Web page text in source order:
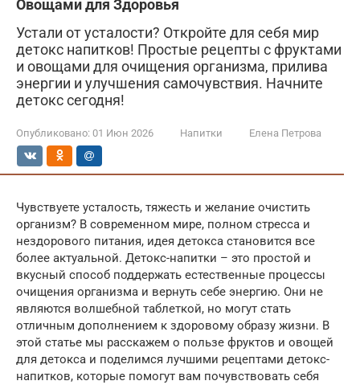
Овощами для Здоровья
Устали от усталости? Откройте для себя мир
детокс напитков! Простые рецепты с фруктами
и овощами для очищения организма, прилива
энергии и улучшения самочувствия. Начните
детокс сегодня!
Опубликовано: 01 Июн 2026 Напитки Елена Петрова
Чувствуете усталость, тяжесть и желание очистить
организм? В современном мире, полном стресса и
нездорового питания, идея детокса становится все
более актуальной. Детокс-напитки – это простой и
вкусный способ поддержать естественные процессы
очищения организма и вернуть себе энергию. Они не
являются волшебной таблеткой, но могут стать
отличным дополнением к здоровому образу жизни. В
этой статье мы расскажем о пользе фруктов и овощей
для детокса и поделимся лучшими рецептами детокс-
напитков, которые помогут вам почувствовать себя